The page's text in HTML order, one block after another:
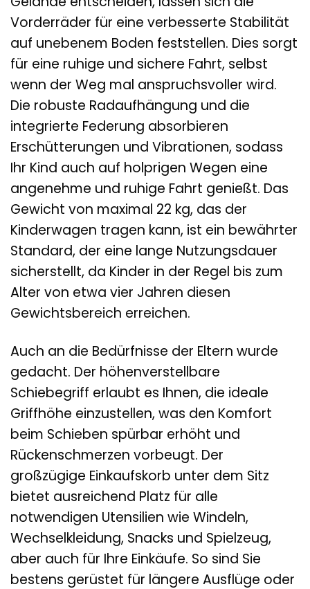
Vorderräder für eine verbesserte Stabilität
auf unebenem Boden feststellen. Dies sorgt
für eine ruhige und sichere Fahrt, selbst
wenn der Weg mal anspruchsvoller wird.
Die robuste Radaufhängung und die
integrierte Federung absorbieren
Erschütterungen und Vibrationen, sodass
Ihr Kind auch auf holprigen Wegen eine
angenehme und ruhige Fahrt genießt. Das
Gewicht von maximal 22 kg, das der
Kinderwagen tragen kann, ist ein bewährter
Standard, der eine lange Nutzungsdauer
sicherstellt, da Kinder in der Regel bis zum
Alter von etwa vier Jahren diesen
Gewichtsbereich erreichen.
Auch an die Bedürfnisse der Eltern wurde
gedacht. Der höhenverstellbare
Schiebegriff erlaubt es Ihnen, die ideale
Griffhöhe einzustellen, was den Komfort
beim Schieben spürbar erhöht und
Rückenschmerzen vorbeugt. Der
großzügige Einkaufskorb unter dem Sitz
bietet ausreichend Platz für alle
notwendigen Utensilien wie Windeln,
Wechselkleidung, Snacks und Spielzeug,
aber auch für Ihre Einkäufe. So sind Sie
bestens gerüstet für längere Ausflüge oder